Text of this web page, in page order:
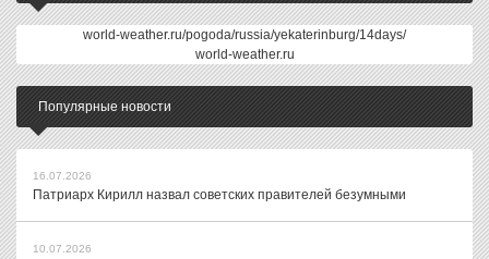
world-weather.ru/pogoda/russia/yekaterinburg/14days/
world-weather.ru
Популярные новости
16.07.2026
Патриарх Кирилл назвал советских правителей безумными
10.07.2026